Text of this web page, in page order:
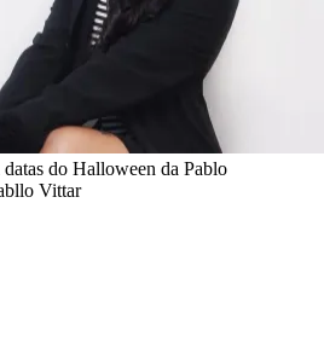
do Halloween da Pablo
Vittar